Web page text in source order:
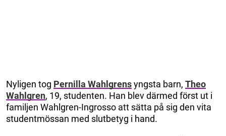
Nyligen tog Pernilla Wahlgrensyngsta barn, Theo
Wahlgren, 19, studenten. Han blev därmed först ut i
familjen Wahlgren-Ingrosso att sätta på sig den vita
studentmössan med slutbetyg i hand.